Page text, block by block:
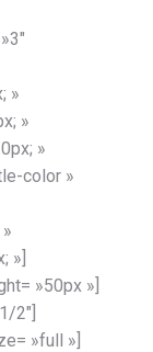
»
»
»
color »
»]
»50px »]
2″]
»full »]